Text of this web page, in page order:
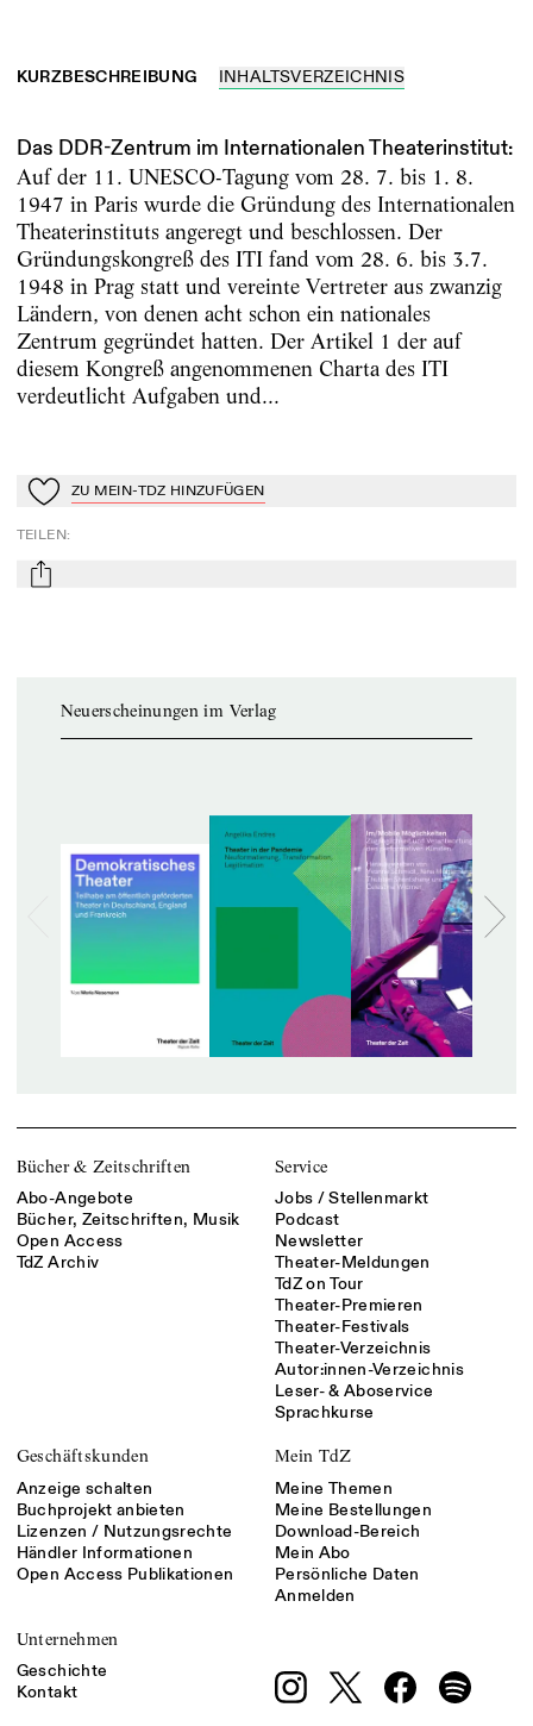
KURZBESCHREIBUNG INHALTSVERZEICHNIS
Das DDR-Zentrum im Internationalen Theaterinstitut:
Auf der 11. UNESCO-Tagung vom 28. 7. bis 1. 8.
1947 in Paris wurde die Gründung des Internationalen
Theaterinstituts angeregt und beschlossen. Der
Gründungskongreß des ITI fand vom 28. 6. bis 3.7.
1948 in Prag statt und vereinte Vertreter aus zwanzig
Ländern, von denen acht schon ein nationales
Zentrum gegründet hatten. Der Artikel 1 der auf
diesem Kongreß angenommenen Charta des ITI
verdeutlicht Aufgaben und...
Zu Mein-TdZ hinzufügen
ZU MEIN-TDZ HINZUFÜGEN
TEILEN:
mail
Neuerscheinungen im Verlag
Bücher & Zeitschriften
Abo-Angebote
Bücher, Zeitschriften, Musik
Open Access
TdZ Archiv
Service
Jobs / Stellenmarkt
Podcast
Newsletter
Theater-Meldungen
TdZ on Tour
Theater-Premieren
Theater-Festivals
Theater-Verzeichnis
Autor:innen-Verzeichnis
Leser- & Aboservice
Sprachkurse
Geschäftskunden
Anzeige schalten
Buchprojekt anbieten
Lizenzen / Nutzungsrechte
Händler Informationen
Open Access Publikationen
Mein TdZ
Meine Themen
Meine Bestellungen
Download-Bereich
Mein Abo
Persönliche Daten
Anmelden
Unternehmen
Geschichte
Kontakt